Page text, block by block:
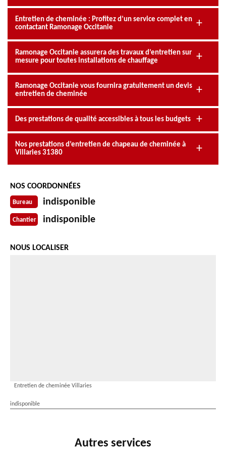
Entretien de cheminée : Profitez d’un service complet en
contactant Ramonage Occitanie
Ramonage Occitanie assurera des travaux d’entretien sur
mesure pour toutes installations de chauffage
Ramonage Occitanie vous fournira gratuitement un devis
entretien de cheminée
Des prestations de qualité accessibles à tous les budgets
Nos prestations d’entretien de chapeau de cheminée à
Villaries 31380
NOS COORDONNÉES
Bureau indisponible
Chantier indisponible
NOUS LOCALISER
Entretien de cheminée Villaries
indisponible
Autres services